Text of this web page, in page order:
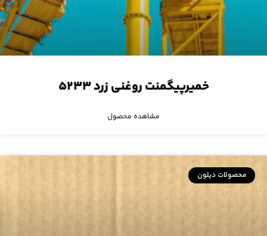
خمیرپیگمنت روغنی زرد ۵۲۳۳
مشاهده محصول
محصولات دیلون